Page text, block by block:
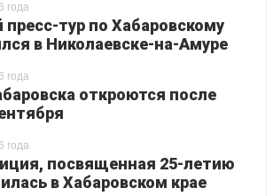
года
тур по Хабаровскому
в Николаевске-на-Амуре
года
откроются после
года
посвященная 25-летию
в Хабаровском крае